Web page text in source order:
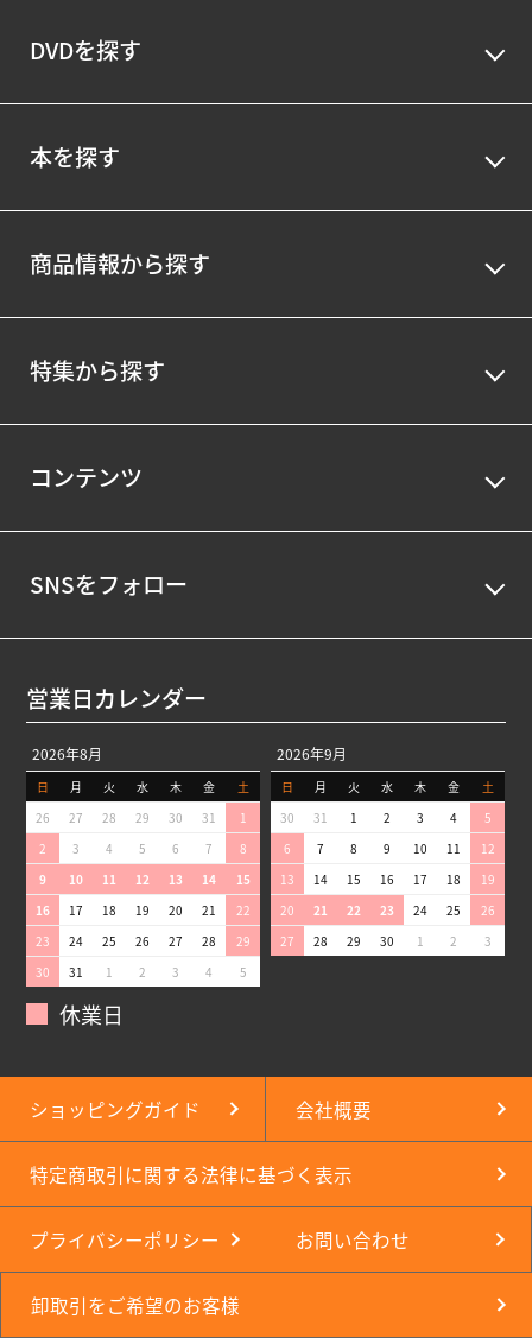
DVDを探す
本を探す
商品情報から探す
特集から探す
コンテンツ
SNSをフォロー
営業日カレンダー
2026年8月
日 月 火 水 木 金
土
26
27 28 29 30 31
1
2
3 4 5 6 7
8
9
10 11 12 13 14
15
16
17 18 19 20 21
22
23
24 25 26 27 28
29
30
31 1 2 3 4 5
2026年9月
日 月 火 水 木 金
土
30
31 1 2 3 4
5
6
7 8 9 10 11
12
13
14 15 16 17 18
19
20
21 22 23 24 25
26
27
28 29 30 1 2 3
休業日
ショッピングガイド 会社概要
特定商取引に関する法律に基づく表示
プライバシーポリシー お問い合わせ
卸取引をご希望のお客様